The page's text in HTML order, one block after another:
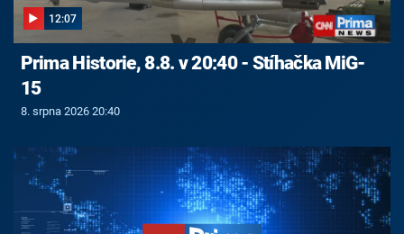
12:07
Prima Historie, 8.8. v 20:40 - Stíhačka MiG-
15
8. srpna 2026 20:40